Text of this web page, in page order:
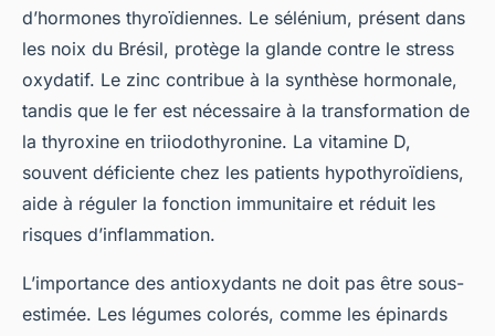
d’hormones thyroïdiennes. Le sélénium, présent dans
les noix du Brésil, protège la glande contre le stress
oxydatif. Le zinc contribue à la synthèse hormonale,
tandis que le fer est nécessaire à la transformation de
la thyroxine en triiodothyronine. La vitamine D,
souvent déficiente chez les patients hypothyroïdiens,
aide à réguler la fonction immunitaire et réduit les
risques d’inflammation.
L’importance des antioxydants ne doit pas être sous-
estimée. Les légumes colorés, comme les épinards